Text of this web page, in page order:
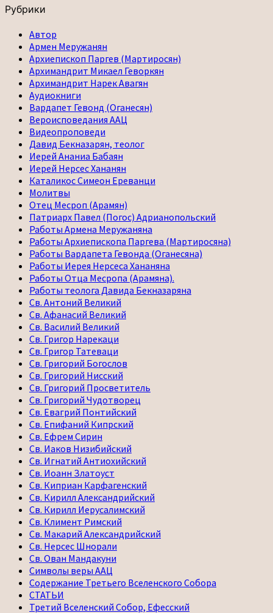
Рубрики
Автор
Армен Меружанян
Архиепископ Паргев (Мартиросян)
Архимандрит Микаел Геворкян
Архимандрит Нарек Авагян
Аудиокниги
Вардапет Гевонд (Оганесян)
Вероисповедания ААЦ
Видеопроповеди
Давид Бекназарян, теолог
Иерей Ананиа Бабаян
Иерей Нерсес Хананян
Каталикос Симеон Ереванци
Молитвы
Отец Месроп (Арамян)
Патриарх Павел (Погос) Адрианопольский
Работы Армена Меружаняна
Работы Архиепископа Паргева (Мартиросяна)
Работы Вардапета Гевонда (Оганесяна)
Работы Иерея Нерсеса Хананяна
Работы Отца Месропа (Арамяна).
Работы теолога Давида Бекназаряна
Св. Антоний Великий
Св. Афанасий Великий
Св. Василий Великий
Св. Григор Нарекаци
Св. Григор Татеваци
Св. Григорий Богослов
Св. Григорий Нисский
Св. Григорий Просветитель
Св. Григорий Чудотворец
Св. Евагрий Понтийский
Св. Епифаний Кипрский
Св. Ефрем Сирин
Св. Иаков Низибийский
Св. Игнатий Антиохийский
Св. Иоанн Златоуст
Св. Киприан Карфагенский
Св. Кирилл Александрийский
Св. Кирилл Иерусалимский
Св. Климент Римский
Св. Макарий Александрийский
Св. Нерсес Шнорали
Св. Ован Мандакуни
Символы веры ААЦ
Содержание Третьего Вселенского Собора
СТАТЬИ
Третий Вселенский Собор, Ефесский